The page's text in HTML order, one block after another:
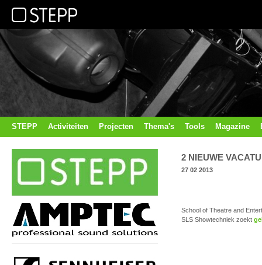
STEPP Activiteiten Projecten Thema's Tools Magazine
2 NIEUWE
27 02 2013
School of Theatre and
SLS Showtechniek zoekt